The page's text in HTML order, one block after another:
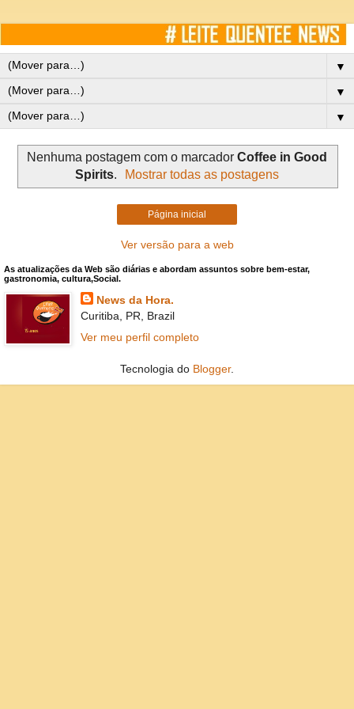
▼
▼
▼
Nenhuma postagem com o marcador Coffee in Good
Spirits. Mostrar todas as postagens
Página inicial
Ver versão para a web
As atualizações da Web são diárias e abordam assuntos sobre bem-estar,
gastronomia, cultura,Social.
News da Hora.
Curitiba, PR, Brazil
Ver meu perfil completo
Tecnologia do Blogger.